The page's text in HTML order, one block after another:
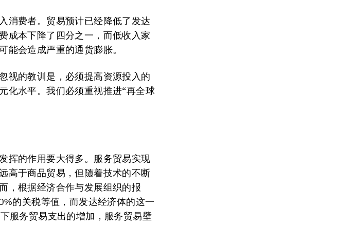
消费者。贸易预计已经降低了发达
成本下降了四分之一，而低收入家
能会造成严重的通货膨胀。
视的教训是，必须提高资源投入的
化水平。我们必须重视推进“再全球
挥的作用要大得多。服务贸易实现
高于商品贸易，但随着技术的不断
，根据经济合作与发展组织的报
的关税等值，而发达经济体的这一
服务贸易支出的增加，服务贸易壁